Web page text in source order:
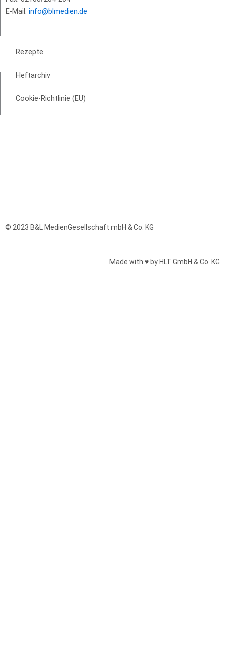
E-Mail: info@blmedien.de
Rezepte
Heftarchiv
Cookie-Richtlinie (EU)
© 2023 B&L MedienGesellschaft mbH & Co. KG
Made with ♥ by HLT GmbH & Co. KG